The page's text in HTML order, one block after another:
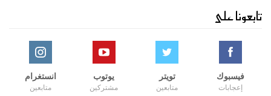
تابعونا على
فيسبوك
إعجابات
تويتر
متابعين
يوتوب
مشتركين
انستغرام
متابعين